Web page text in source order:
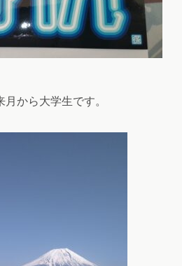
から大学生です。